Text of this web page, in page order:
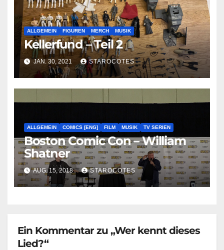
ALLGEMEIN FIGUREN MERCH MUSIK
Kellerfund – Teil 2
JAN. 30, 2021 STAROCOTES
ALLGEMEIN COMICS [ENG] FILM MUSIK TV SERIEN
Boston Comic Con – William
Shatner
AUG. 15, 2018 STAROCOTES
Ein Kommentar zu „Wer kennt dieses
Lied?“